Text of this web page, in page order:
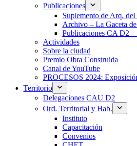
Publicaciones
Suplemento de Arq.
Archivo – La Gaceta
Publicaciones CA D2
Actividades
Sobre la ciudad
Premio Obra Construida
Canal de YouTube
PROCESOS 2024:
Territorio
Delegaciones CAU D2
Ord. Territorial y Hab.
Instituto
Capacitación
Convenios